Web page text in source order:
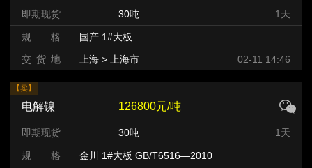
即期现货 30吨 1天
规 格
国产 1#大板
交 货 地
上海 > 上海市 02-11 14:46
【卖】
电解镍 126800元/吨
即期现货 30吨 1天
规 格
金川 1#大板 GB/T6516—2010